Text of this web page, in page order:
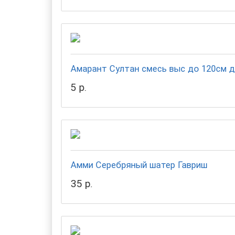
Амарант Султан смесь выс до 120см
5 р.
Амми Серебряный шатер Гавриш
35 р.